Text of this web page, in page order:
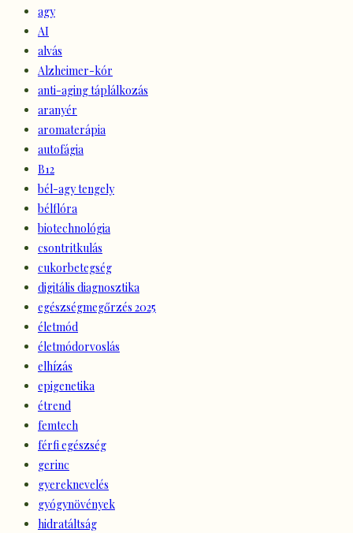
agy
AI
alvás
Alzheimer-kór
anti-aging táplálkozás
aranyér
aromaterápia
autofágia
B12
bél-agy tengely
bélflóra
biotechnológia
csontritkulás
cukorbetegség
digitális diagnosztika
egészségmegőrzés 2025
életmód
életmódorvoslás
elhízás
epigenetika
étrend
femtech
férfi egészség
gerinc
gyereknevelés
gyógynövények
hidratáltság